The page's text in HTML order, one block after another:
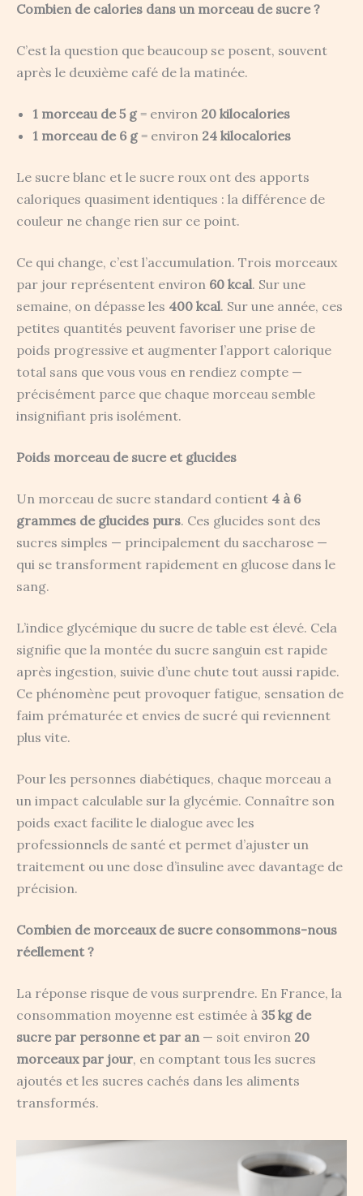
Combien de calories dans un morceau de sucre ?
C’est la question que beaucoup se posent, souvent
après le deuxième café de la matinée.
1 morceau de 5 g= environ 20 kilocalories
1 morceau de 6 g= environ 24 kilocalories
Le sucre blanc et le sucre roux ont des apports
caloriques quasiment identiques : la différence de
couleur ne change rien sur ce point.
Ce qui change, c’est l’accumulation. Trois morceaux
par jour représentent environ 60 kcal. Sur une
semaine, on dépasse les 400 kcal. Sur une année, ces
petites quantités peuvent favoriser une prise de
poids progressive et augmenter l’apport calorique
total sans que vous vous en rendiez compte —
précisément parce que chaque morceau semble
insignifiant pris isolément.
Poids morceau de sucre et glucides
Un morceau de sucre standard contient 4 à 6
grammes de glucides purs. Ces glucides sont des
sucres simples — principalement du saccharose —
qui se transforment rapidement en glucose dans le
sang.
L’indice glycémique du sucre de table est élevé. Cela
signifie que la montée du sucre sanguin est rapide
après ingestion, suivie d’une chute tout aussi rapide.
Ce phénomène peut provoquer fatigue, sensation de
faim prématurée et envies de sucré qui reviennent
plus vite.
Pour les personnes diabétiques, chaque morceau a
un impact calculable sur la glycémie. Connaître son
poids exact facilite le dialogue avec les
professionnels de santé et permet d’ajuster un
traitement ou une dose d’insuline avec davantage de
précision.
Combien de morceaux de sucre consommons-nous
réellement ?
La réponse risque de vous surprendre. En France, la
consommation moyenne est estimée à 35 kg de
sucre par personne et par an— soit environ 20
morceaux par jour, en comptant tous les sucres
ajoutés et les sucres cachés dans les aliments
transformés.